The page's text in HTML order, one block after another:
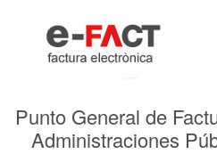
Punto General de
Administraciones